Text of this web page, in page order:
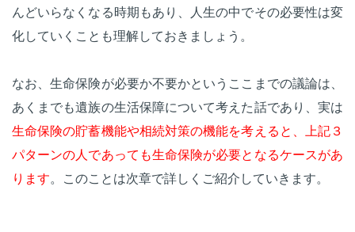
んどいらなくなる時期もあり、人生の中でその必要性は変
化していくことも理解しておきましょう。
なお、生命保険が必要か不要かというここまでの議論は、
あくまでも遺族の生活保障について考えた話であり、実は
生命保険の貯蓄機能や相続対策の機能を考えると、上記３
パターンの人であっても生命保険が必要となるケースがあ
ります。このことは次章で詳しくご紹介していきます。